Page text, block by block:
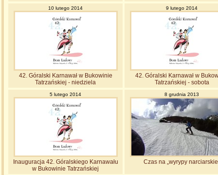
10 lutego 2014
42. Góralski Karnawał w Bukowinie
Tatrzańskiej - niedziela
9 lutego 2014
42. Góralski Karnawał w
Tatrzańskiej - sobota
5 lutego 2014
Inauguracja 42. Góralskiego Karnawału
w Bukowinie Tatrzańskiej
8 grudnia 2013
Czas na „wyrypy